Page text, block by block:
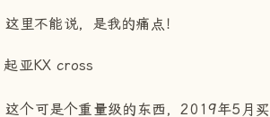
这里不能说，是我的痛点！
起亚KX cross
这个可是个重量级的东西，2019年5月